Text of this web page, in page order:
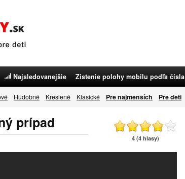
Najsledovanejšie Zistenie polohy mobilu podľa čísla
Hudobné Kreslené Klasické Pre najmenších Pre deti
prípad
4 (4 hlasy)